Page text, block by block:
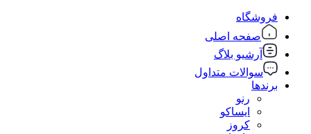
فروشگاه
صفحه اصلی
آرشیو بلاگ
سوالات متداول
برندها
رنو
ایساکو
کروز